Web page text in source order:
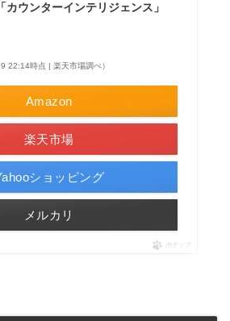
カウンターインテリジェンス」
22:14時点 | 楽天市場調べ）
Amazon
楽天市場
ショッピング
メルカリ
ポチップ